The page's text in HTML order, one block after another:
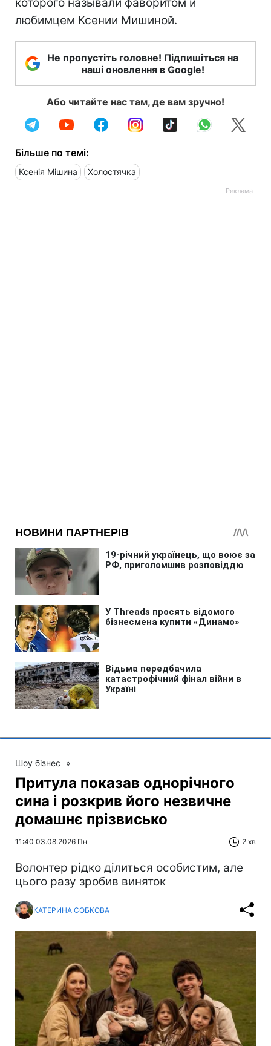
которого называли фаворитом и
любимцем Ксении Мишиной.
Не пропустіть головне! Підпишіться на
наші оновлення в Google!
Або читайте нас там, де вам зручно!
Більше по темі:
Ксенія Мішина Холостячка
Шоу бізнес »
Притула показав однорічного
сина і розкрив його незвичне
домашнє прізвисько
11:40 03.08.2026 Пн 2 хв
Волонтер рідко ділиться особистим, але
цього разу зробив виняток
КАТЕРИНА СОБКОВА